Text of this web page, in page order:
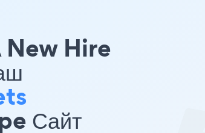
New Hire
Сайт